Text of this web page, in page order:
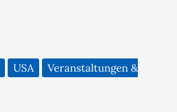
USA Veranstaltungen &